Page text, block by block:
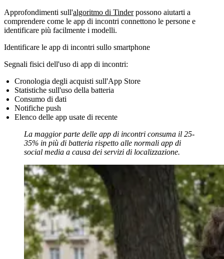
Approfondimenti sull'algoritmo di Tinderpossono aiutarti a
comprendere come le app di incontri connettono le persone e
identificare più facilmente i modelli.
Identificare le app di incontri sullo smartphone
Segnali fisici dell'uso di app di incontri:
Cronologia degli acquisti sull'App Store
Statistiche sull'uso della batteria
Consumo di dati
Notifiche push
Elenco delle app usate di recente
La maggior parte delle app di incontri consuma il 25-
35% in più di batteria rispetto alle normali app di
social media a causa dei servizi di localizzazione.